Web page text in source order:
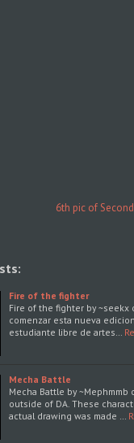
6th pic of
Fire of the fighter
Fire of the fighter by ~seekx
comenzar esta nueva
estudiante libre de artes…
Mecha Battle
Mecha Battle by
outside of DA. These
actual drawing was made …